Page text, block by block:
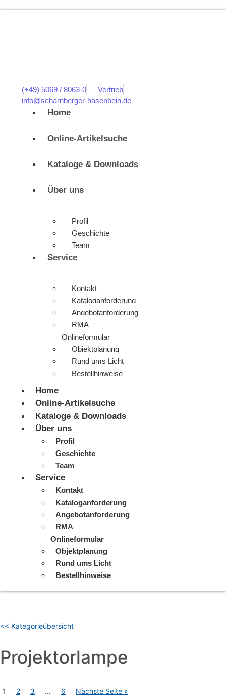
(+49) 5069 / 8063-0
Vertrieb
info@scharnberger-hasenbein.de
Home
Online-Artikelsuche
Kataloge & Downloads
Über uns
Profil
Geschichte
Team
Service
Kontakt
Kataloganforderung
Angebotanforderung
RMA
Onlineformular
Objektplanung
Rund ums Licht
Bestellhinweise
Home
Online-Artikelsuche
Kataloge & Downloads
Über uns
Profil
Geschichte
Team
Service
Kontakt
Kataloganforderung
Angebotanforderung
RMA
Onlineformular
Objektplanung
Rund ums Licht
Bestellhinweise
<< Kategorieübersicht
Projektorlampe
1 2 3 … 6 Nächste Seite »